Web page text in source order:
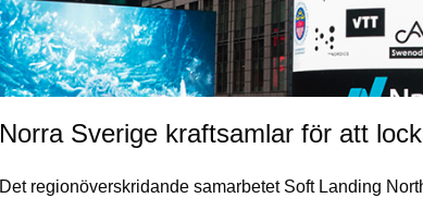
Norra Sverige kraftsamlar för att
Det regionöverskridande samarbetet Soft Landing